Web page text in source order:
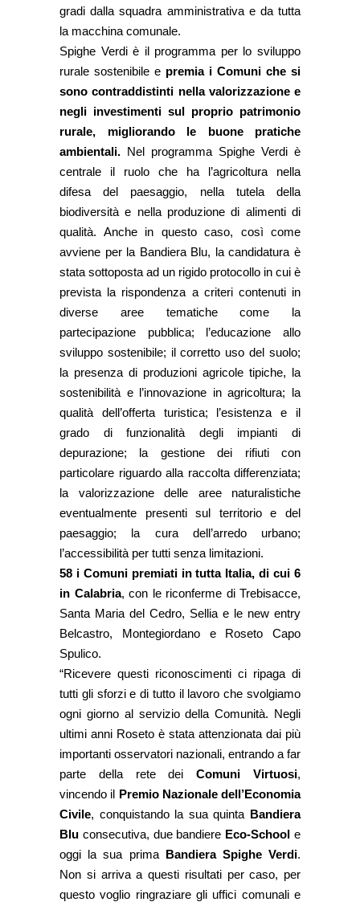
gradi dalla squadra amministrativa e da tutta
la macchina comunale.
Spighe Verdi è il programma per lo sviluppo
rurale sostenibile e premia i Comuni che si
sono contraddistinti nella valorizzazione e
negli investimenti sul proprio patrimonio
rurale, migliorando le buone pratiche
ambientali. Nel programma Spighe Verdi è
centrale il ruolo che ha l’agricoltura nella
difesa del paesaggio, nella tutela della
biodiversità e nella produzione di alimenti di
qualità. Anche in questo caso, così come
avviene per la Bandiera Blu, la candidatura è
stata sottoposta ad un rigido protocollo in cui è
prevista la rispondenza a criteri contenuti in
diverse aree tematiche come la
partecipazione pubblica; l’educazione allo
sviluppo sostenibile; il corretto uso del suolo;
la presenza di produzioni agricole tipiche, la
sostenibilità e l’innovazione in agricoltura; la
qualità dell’offerta turistica; l’esistenza e il
grado di funzionalità degli impianti di
depurazione; la gestione dei rifiuti con
particolare riguardo alla raccolta differenziata;
la valorizzazione delle aree naturalistiche
eventualmente presenti sul territorio e del
paesaggio; la cura dell’arredo urbano;
l’accessibilità per tutti senza limitazioni.
58 i Comuni premiati in tutta Italia, di cui 6
in Calabria, con le riconferme di Trebisacce,
Santa Maria del Cedro, Sellia e le new entry
Belcastro, Montegiordano e Roseto Capo
Spulico.
“Ricevere questi riconoscimenti ci ripaga di
tutti gli sforzi e di tutto il lavoro che svolgiamo
ogni giorno al servizio della Comunità. Negli
ultimi anni Roseto è stata attenzionata dai più
importanti osservatori nazionali, entrando a far
parte della rete deiComuni Virtuosi,
vincendo il Premio Nazionale dell’Economia
Civile, conquistando la sua quinta Bandiera
Blu consecutiva, due bandiere Eco-School e
oggi la sua prima Bandiera Spighe Verdi.
Non si arriva a questi risultati per caso, per
questo voglio ringraziare gli uffici comunali e